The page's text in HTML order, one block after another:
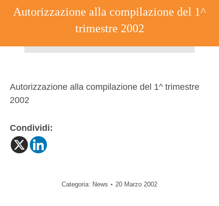
Autorizzazione alla compilazione del 1^
trimestre 2002
Autorizzazione alla compilazione del 1^ trimestre
2002
Condividi:
Categoria: News 20 Marzo 2002